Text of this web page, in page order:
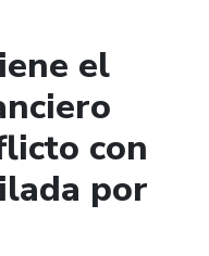
el
con
por